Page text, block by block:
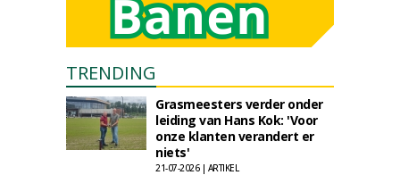
TRENDING
Grasmeesters verder onder
leiding van Hans Kok: 'Voor
onze klanten verandert er
niets'
21-07-2026 | ARTIKEL